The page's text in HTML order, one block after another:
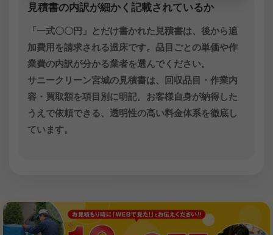
見積書の内訳が細かく記載されているか
「一式〇〇円」とだけ書かれた見積書は、後から追
加費用を請求される温床です。品目ごとの単価や作
業費の内訳が分かる業者を選んでください。
サニークリーン宮城の見積書は、回収品目・作業内
容・買取額を項目別に明記。お客様自身が納得した
うえで依頼できる、透明性の高い料金体系を徹底し
ています。